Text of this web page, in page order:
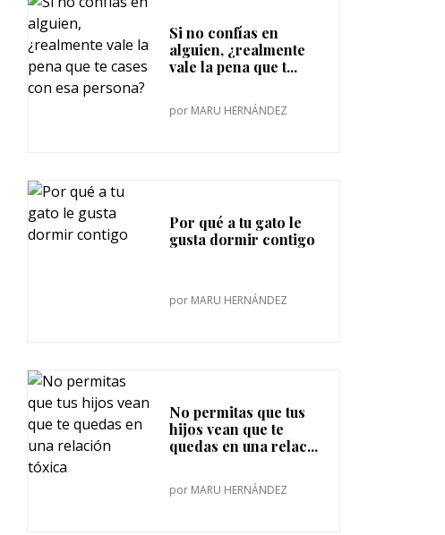
Si no confías en
alguien, ¿realmente
vale la pena que t...
por MARU HERNÁNDEZ
Por qué a tu gato le
gusta dormir contigo
por MARU HERNÁNDEZ
No permitas que tus
hijos vean que te
quedas en una relac...
por MARU HERNÁNDEZ